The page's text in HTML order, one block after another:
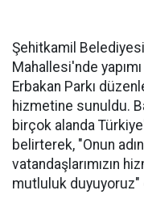
Şehitkamil
Mahallesi'nde
Erbakan Parkı
hizmetine sunuldu.
birçok alanda
belirterek, "Onun
vatandaşlarımızın
mutluluk duyuyoruz"